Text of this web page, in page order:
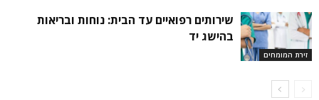
זירת המומחים
שירותים רפואיים עד הבית: נוחות ובריאות
בהישג יד